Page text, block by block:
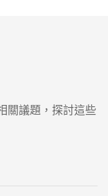
關議題，探討這些